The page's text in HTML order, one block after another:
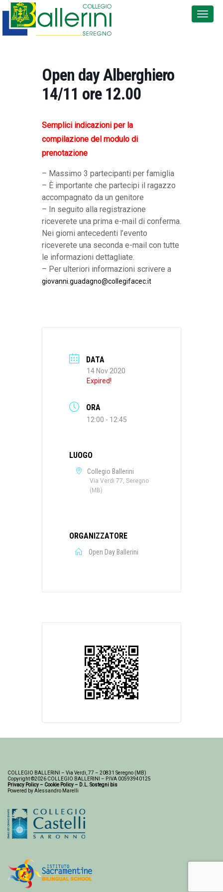
Open day Alberghiero
14/11 ore 12.00
Semplici indicazioni per la
compilazione del modulo di
prenotazione
– Massimo 3 partecipanti per famiglia
– È importante che partecipi il ragazzo
accompagnato da un genitore
– In seguito alla registrazione
riceverete una prima e-mail di conferma.
Nei giorni antecedenti l’evento
riceverete una seconda e-mail con tutte
le informazioni dettagliate.
– Per ulteriori informazioni scrivere a
giovanni.guadagno@collegifacec.it
DATA
14 Nov 2020
Expired!
ORA
12:00 - 12:45
LUOGO
Collegio Ballerini
Via Verdi 77, Seregno
(MB)
ORGANIZZATORE
Open Day Ballerini
COLLEGIO BALLERINI – Via Verdi, 77 – 20831 Seregno (MB)
Copyright ©2026 COLLEGIO BALLERINI – P.IVA 00593940125
Privacy Policy– Cookie Policy– D.L. Sostegni bis
Powered by Alessandro Marelli